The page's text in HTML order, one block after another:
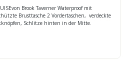
Brook Taverner Waterproof mit
Brusttasche 2 Vordertaschen, verdeckte
Schlitze hinten in der Mitte.